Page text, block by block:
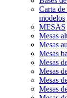
Carta
modelos
MESAS
Mesas
Mesas
Mesas
Mesas
Mesas
Mesas
Mesas